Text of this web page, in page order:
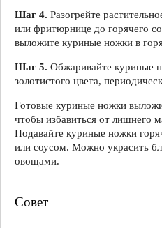
Шаг 4. Разогрейте
или фритюрнице до горячего
выложите куриные ножки в
Шаг 5. Обжаривайте куриные
золотистого цвета,
Готовые куриные ножки
чтобы избавиться от лишнего
Подавайте куриные ножки
или соусом. Можно украсить
овощами.
Совет